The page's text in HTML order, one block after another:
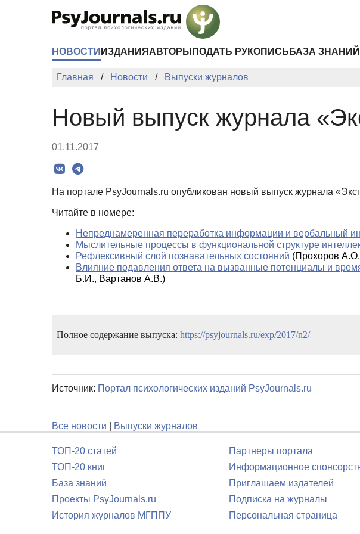
НОВОСТИ ИЗДАНИЯ АВТОРЫ ПОДАТЬ РУКОПИСЬ БАЗА ЗНАНИЙ
Главная Новости Выпуски журналов
Новый выпуск журнала
01.11.2017
На портале PsyJournals.ru опубликован новый выпуск журнала
Читайте в номере:
Непреднамеренная переработка информации и вербальный
Мыслительные процессы в функциональной структуре
Рефлексивный слой познавательных состояний (Прохоров
Влияние подавления ответа на вызванные потенциалы и
Б.И., Вартанов А.В.)
Полное содержание выпуска: https://psyjournals.ru/exp/2017/n2/
Источник: Портал психологических изданий PsyJournals.ru
Все новости Выпуски журналов
ТОП-20 статей
ТОП-20 книг
База знаний
Проекты PsyJournals.ru
История журналов МГППУ
Партнеры портала
Информационное
Приглашаем издателей
Подписка на журналы
Персональная страница